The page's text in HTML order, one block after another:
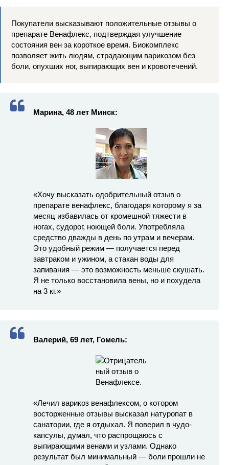
Покупатели высказывают положительные отзывы о
препарате Венафлекс, подтверждая улучшение
состояния вен за короткое время. Биокомплекс
позволяет жить людям, страдающим варикозом без
боли, опухших ног, выпирающих вен и кровотечений.
Марина, 48 лет Минск:
«Хочу высказать одобрительный отзыв о
препарате венафлекс, благодаря которому я за
месяц избавилась от кромешной тяжести в
ногах, судорог, ноющей боли. Употребляла
средство дважды в день по утрам и вечерам.
Это удобный режим — получается перед
завтраком и ужином, а стакан воды для
запивания — это возможность меньше скушать.
Я не только восстановила вены, но и похудела
на 3 кг.»
Валерий, 69 лет, Гомель:
«Лечил варикоз венафлексом, о котором
восторженные отзывы высказал натуропат в
санатории, где я отдыхал. Я поверил в чудо-
капсулы, думал, что распрощаюсь с
выпирающими венами и узлами. Однако
результат был минимальный — боли прошли не